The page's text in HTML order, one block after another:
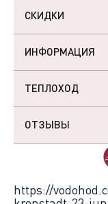
СКИДКИ
ИНФОРМАЦИЯ
ТЕПЛОХОД
ОТЗЫВЫ
https://